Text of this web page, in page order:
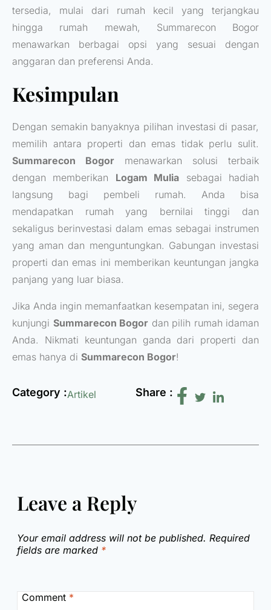
tersedia, mulai dari rumah kecil yang terjangkau
hingga rumah mewah, Summarecon Bogor
menawarkan berbagai opsi yang sesuai dengan
anggaran dan preferensi Anda.
Kesimpulan
Dengan semakin banyaknya pilihan investasi di pasar,
memilih antara properti dan emas tidak perlu sulit.
Summarecon Bogor menawarkan solusi terbaik
dengan memberikan Logam Mulia sebagai hadiah
langsung bagi pembeli rumah. Anda bisa
mendapatkan rumah yang bernilai tinggi dan
sekaligus berinvestasi dalam emas sebagai instrumen
yang aman dan menguntungkan. Gabungan investasi
properti dan emas ini memberikan keuntungan jangka
panjang yang luar biasa.
Jika Anda ingin memanfaatkan kesempatan ini, segera
kunjungi Summarecon Bogor dan pilih rumah idaman
Anda. Nikmati keuntungan ganda dari properti dan
emas hanya di Summarecon Bogor!
Category :Artikel Share :
Leave a Reply
Your email address will not be published. Required
fields are marked *
Comment *